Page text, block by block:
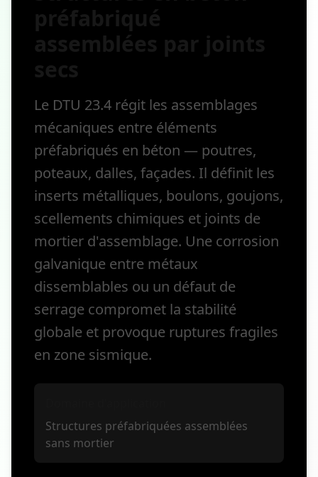
Le DTU 23.4 régit les assemblages
mécaniques entre éléments
préfabriqués en béton — poutres,
poteaux, dalles, façades. Il définit les
inserts métalliques, boulons, goujons,
scellements chimiques et joints de
mortier d'assemblage. Une corrosion
galvanique entre métaux
dissemblables ou un défaut de
serrage compromet la stabilité
globale et provoque ruptures fragiles
en zone sismique.
Structures préfabriquées assemblées
sans mortier